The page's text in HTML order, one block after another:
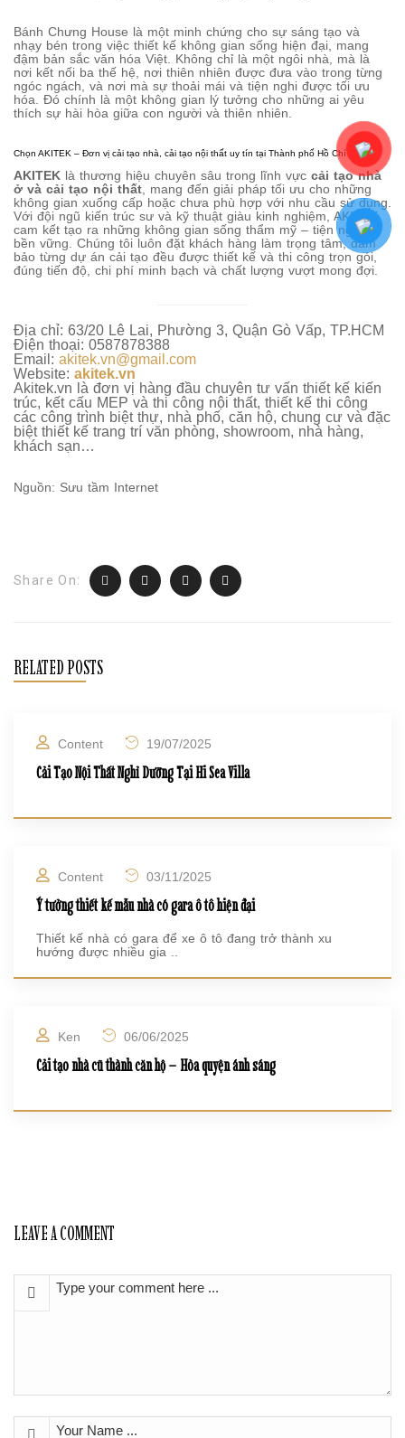
Bánh Chưng House là một minh chứng cho sự sáng tạo và
nhạy bén trong việc thiết kế không gian sống hiện đại, mang
đậm bản sắc văn hóa Việt. Không chỉ là một ngôi nhà, mà là
nơi kết nối ba thế hệ, nơi thiên nhiên được đưa vào trong từng
ngóc ngách, và nơi mà sự thoải mái và tiện nghi được tối ưu
hóa. Đó chính là một không gian lý tưởng cho những ai yêu
thích sự hài hòa giữa con người và thiên nhiên.
Chọn AKITEK – Đơn vị cải tạo nhà, cải tạo nội thất uy tín tại Thành phố Hồ Chí Minh
AKITEK là thương hiệu chuyên sâu trong lĩnh vực cải tạo nhà
ở và cải tạo nội thất , mang đến giải pháp tối ưu cho những
không gian xuống cấp hoặc chưa phù hợp với nhu cầu sử dụng.
Với đội ngũ kiến trúc sư và kỹ thuật giàu kinh nghiệm, AKITEK
cam kết tạo ra những không gian sống thẩm mỹ – tiện nghi –
bền vững. Chúng tôi luôn đặt khách hàng làm trọng tâm, đảm
bảo từng dự án cải tạo đều được thiết kế và thi công trọn gói,
đúng tiến độ, chi phí minh bạch và chất lượng vượt mong đợi.
Địa chỉ: 63/20 Lê Lai, Phường 3, Quận Gò Vấp, TP.HCM
Điện thoại: 0587878388
Email: akitek.vn@gmail.com
Website: akitek.vn
Akitek.vn là đơn vị hàng đầu chuyên tư vấn thiết kế kiến
trúc, kết cấu MEP và thi công nội thất, thiết kế thi công
các công trình biệt thự, nhà phố, căn hộ, chung cư và đặc
biệt thiết kế trang trí văn phòng, showroom, nhà hàng,
khách sạn…
Nguồn: Sưu tầm Internet
Share On:
RELATED POSTS
Content 19/07/2025
Cải Tạo Nội Thất Nghỉ Dưỡng Tại Hi Sea Villa
Content 03/11/2025
Ý tưởng thiết kế mẫu nhà có gara ô tô hiện đại
Thiết kế nhà có gara để xe ô tô đang trở thành xu
hướng được nhiều gia ..
Ken 06/06/2025
Cải tạo nhà cũ thành căn hộ – Hòa quyện ánh sáng
LEAVE A COMMENT